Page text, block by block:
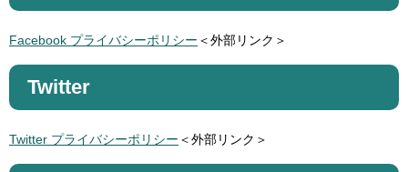
Facebook プライバシーポリシー ＜外部リンク＞
Twitter
Twitter プライバシーポリシー ＜外部リンク＞